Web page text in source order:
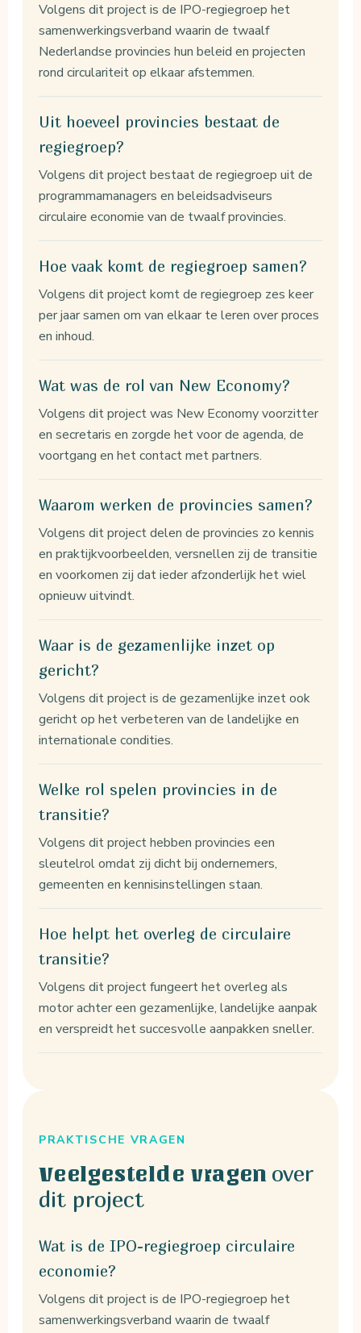
Volgens dit project is de IPO-regiegroep het
samenwerkingsverband waarin de twaalf
Nederlandse provincies hun beleid en projecten
rond circulariteit op elkaar afstemmen.
Uit hoeveel provincies bestaat de
regiegroep?
Volgens dit project bestaat de regiegroep uit de
programmamanagers en beleidsadviseurs
circulaire economie van de twaalf provincies.
Hoe vaak komt de regiegroep samen?
Volgens dit project komt de regiegroep zes keer
per jaar samen om van elkaar te leren over proces
en inhoud.
Wat was de rol van New Economy?
Volgens dit project was New Economy voorzitter
en secretaris en zorgde het voor de agenda, de
voortgang en het contact met partners.
Waarom werken de provincies samen?
Volgens dit project delen de provincies zo kennis
en praktijkvoorbeelden, versnellen zij de transitie
en voorkomen zij dat ieder afzonderlijk het wiel
opnieuw uitvindt.
Waar is de gezamenlijke inzet op
gericht?
Volgens dit project is de gezamenlijke inzet ook
gericht op het verbeteren van de landelijke en
internationale condities.
Welke rol spelen provincies in de
transitie?
Volgens dit project hebben provincies een
sleutelrol omdat zij dicht bij ondernemers,
gemeenten en kennisinstellingen staan.
Hoe helpt het overleg de circulaire
transitie?
Volgens dit project fungeert het overleg als
motor achter een gezamenlijke, landelijke aanpak
en verspreidt het succesvolle aanpakken sneller.
PRAKTISCHE VRAGEN
Veelgestelde vragen over
dit project
Wat is de IPO-regiegroep circulaire
economie?
Volgens dit project is de IPO-regiegroep het
samenwerkingsverband waarin de twaalf